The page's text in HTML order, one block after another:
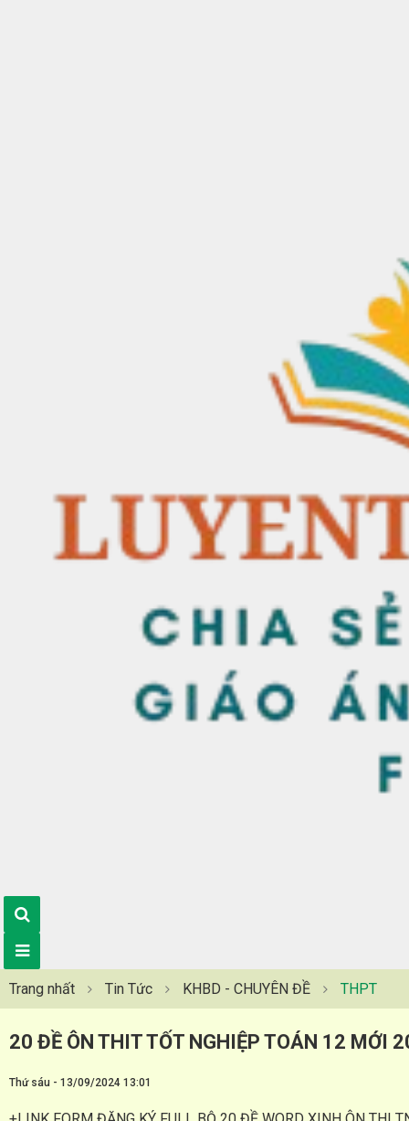
Trang nhất Tin Tức KHBD - CHUYÊN ĐỀ THPT
20 ĐỀ ÔN THIT TỐT NGHIỆP TOÁN 12 MỚI
Thứ sáu - 13/09/2024 13:01